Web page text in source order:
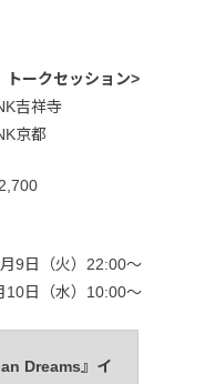
トークセッション>
吉祥寺
京都
9日（火）22:00〜
10日（水）10:00〜
Dreams』イ